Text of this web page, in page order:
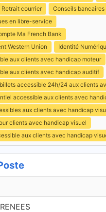
Retrait courrier
Conseils bancaires
en libre-service
Ma French Bank
Western Union
Identité
aux clients avec handicap moteur
aux clients avec handicap auditif
accessible 24h/24 aux clients
accessible aux clients avec
aux clients avec handicap
clients avec handicap visuel
aux clients avec handicap